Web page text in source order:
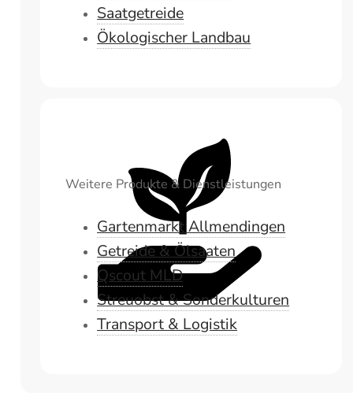
Saatgetreide
Ökologischer Landbau
Weitere Produkte & Dienstleistungen
Gartenmarkt Allmendingen
Getreide & Ölsaaten
Qscout MLD
Streuobst & Sonderkulturen
Transport & Logistik